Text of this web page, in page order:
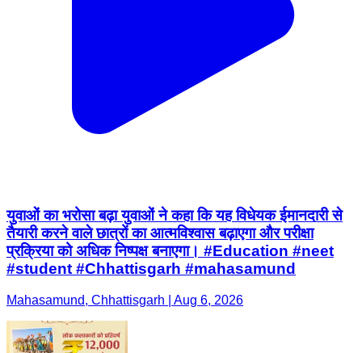
युवाओं का भरोसा बढ़ा युवाओं ने कहा कि यह विधेयक ईमानदारी से
तैयारी करने वाले छात्रों का आत्मविश्वास बढ़ाएगा और परीक्षा
प्रक्रिया को अधिक निष्पक्ष बनाएगा। #Education #neet
#student #Chhattisgarh #mahasamund
Mahasamund, Chhattisgarh | Aug 6, 2026